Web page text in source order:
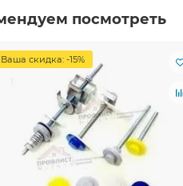
посмотреть
Ваша скидка: -15%